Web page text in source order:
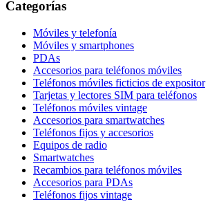
Categorías
Móviles y telefonía
Móviles y smartphones
PDAs
Accesorios para teléfonos móviles
Teléfonos móviles ficticios de expositor
Tarjetas y lectores SIM para teléfonos
Teléfonos móviles vintage
Accesorios para smartwatches
Teléfonos fijos y accesorios
Equipos de radio
Smartwatches
Recambios para teléfonos móviles
Accesorios para PDAs
Teléfonos fijos vintage